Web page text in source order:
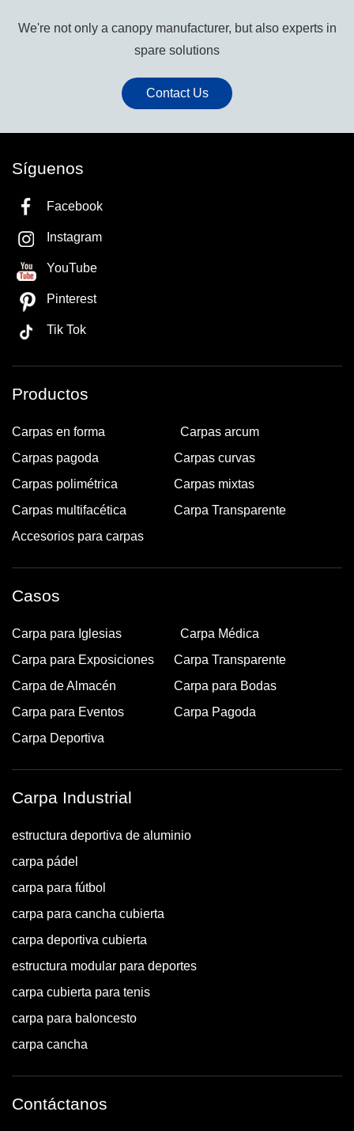
We're not only a canopy manufacturer, but also experts in
spare solutions
Contact Us
Síguenos
Facebook
Instagram
YouTube
Pinterest
Tik Tok
Productos
Carpas en forma
Carpas arcum
Carpas pagoda
Carpas curvas
Carpas polimétrica
Carpas mixtas
Carpas multifacética
Carpa Transparente
Accesorios para carpas
Casos
Carpa para Iglesias
Carpa Médica
Carpa para Exposiciones
Carpa Transparente
Carpa de Almacén
Carpa para Bodas
Carpa para Eventos
Carpa Pagoda
Carpa Deportiva
Carpa Industrial
estructura deportiva de aluminio
carpa pádel
carpa para fútbol
carpa para cancha cubierta
carpa deportiva cubierta
estructura modular para deportes
carpa cubierta para tenis
carpa para baloncesto
carpa cancha
Contáctanos